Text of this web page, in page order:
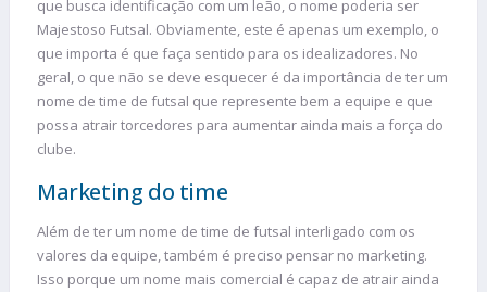
que busca identificação com um leão, o nome poderia ser
Majestoso Futsal. Obviamente, este é apenas um exemplo, o
que importa é que faça sentido para os idealizadores. No
geral, o que não se deve esquecer é da importância de ter um
nome de time de futsal que represente bem a equipe e que
possa atrair torcedores para aumentar ainda mais a força do
clube.
Marketing do time
Além de ter um nome de time de futsal interligado com os
valores da equipe, também é preciso pensar no marketing.
Isso porque um nome mais comercial é capaz de atrair ainda